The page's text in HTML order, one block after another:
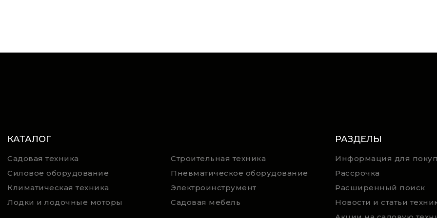
КАТАЛОГ
Садовая техника
Строительная техника
Силовое оборудование
Пневматическое оборудование
Климатическая техника
Электроинструмент
Лодки и лодочные моторы
Садовая мебель
РАЗДЕЛЫ
Информация для
Рассрочка
Расширенный поиск